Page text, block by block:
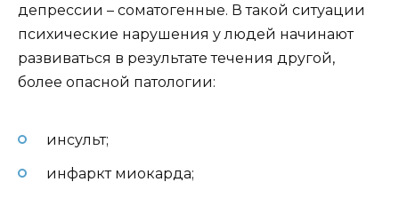
депрессии – соматогенные. В такой ситуации
психические нарушения у людей начинают
развиваться в результате течения другой,
более опасной патологии:
инсульт;
инфаркт миокарда;